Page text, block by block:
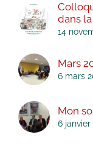
dans
14
Mars
6 mars
Mon
6 janvier